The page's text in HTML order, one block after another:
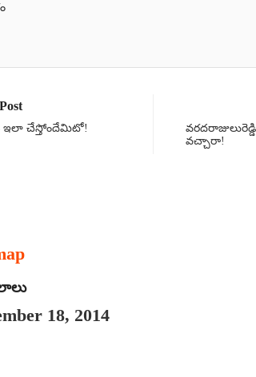
ఇలా చేస్తోందేమిటో!
వచ్చారా!
18, 2014